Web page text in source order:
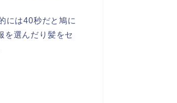
には40秒だと鳩に
を選んだり髪をセ